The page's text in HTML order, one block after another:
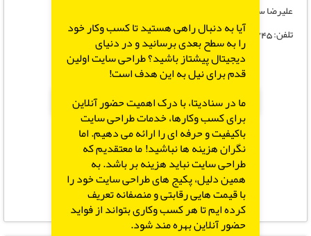
X
علیرضا سوری
تلفن: 09359550745
آیا به دنبال راهی هستید تا کسب وکار خود
را به سطح بعدی برسانید و در دنیای
دیجیتال پیشتاز باشید؟ طراحی سایت اولین
قدم برای نیل به این هدف است!
ما در سنادیتا، با درک اهمیت حضور آنلاین
برای کسب وکارها، خدمات طراحی سایت
باکیفیت و حرفه ای را ارائه می دهیم. اما
نگران هزینه ها نباشید! ما معتقدیم که
طراحی سایت نباید هزینه بر باشد. به
همین دلیل، پکیج های طراحی سایت خود را
با قیمت هایی رقابتی و منصفانه تعریف
کرده ایم تا هر کسب وکاری بتواند از فواید
حضور آنلاین بهره مند شود.